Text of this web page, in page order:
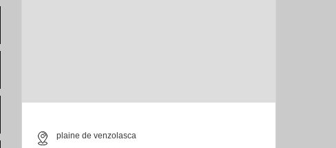
plaine de venzolasca